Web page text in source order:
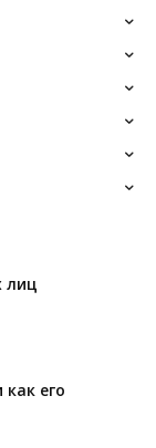
лиц
его